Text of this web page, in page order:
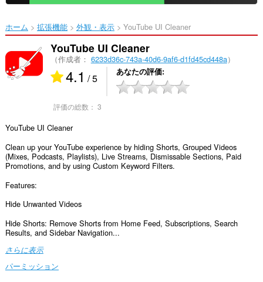
ツ
移ホーム 拡張機能 外観・表示 YouTube UI Cleaner‎
YouTube UI Cleaner
（作成者： 6233d36c-743a-40d6-9af6-d1fd45cd448a）
4.1 / 5 あなたの評価
評価の総数： 3
YouTube UI Cleaner
Clean up your YouTube experience by hiding Shorts, Grouped Videos
(Mixes, Podcasts, Playlists), Live Streams, Dismissable Sections, Paid
Promotions, and by using Custom Keyword Filters.
Features:
Hide Unwanted Videos
Hide Shorts: Remove Shorts from Home Feed, Subscriptions, Search
Results, and Sidebar Navigation...
さらに表示
パーミッション